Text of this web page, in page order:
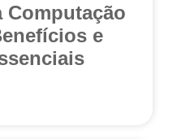
Computação
e